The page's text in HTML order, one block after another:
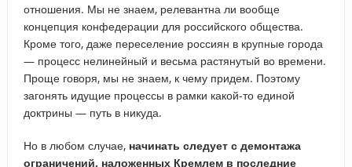
отношения. Мы не знаем, релевантна ли вообще
концепция конфедерации для российского общества.
Кроме того, даже переселение россиян в крупные города
— процесс нелинейный и весьма растянутый во времени.
Проще говоря, мы не знаем, к чему придем. Поэтому
загонять идущие процессы в рамки какой-то единой
доктрины — путь в никуда.
Но в любом случае, начинать следует с демонтажа
ограничений, наложенных Кремлем в последние